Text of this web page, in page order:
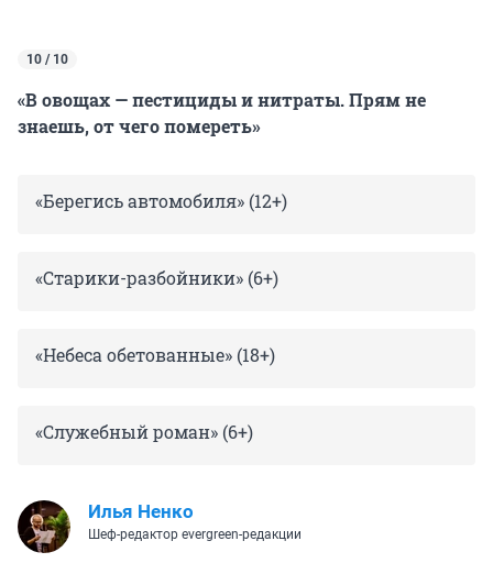
10 / 10
«В овощах — пестициды и нитраты. Прям не
знаешь, от чего помереть»
«Берегись автомобиля» (12+)
«Старики-разбойники» (6+)
«Небеса обетованные» (18+)
«Служебный роман» (6+)
Илья Ненко
Шеф-редактор evergreen-редакции